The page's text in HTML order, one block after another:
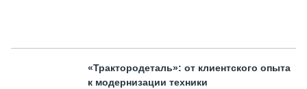
«Трактородеталь»: от клиентского опыта
к модернизации техники